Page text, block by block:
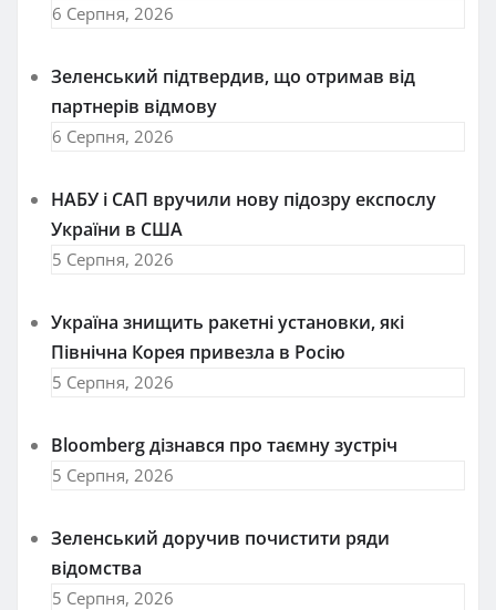
6 Серпня, 2026
Зеленський підтвердив, що отримав від
партнерів відмову
6 Серпня, 2026
НАБУ і САП вручили нову підозру експослу
України в США
5 Серпня, 2026
Україна знищить ракетні установки, які
Північна Корея привезла в Росію
5 Серпня, 2026
Bloomberg дізнався про таємну зустріч
5 Серпня, 2026
Зеленський доручив почистити ряди
відомства
5 Серпня, 2026